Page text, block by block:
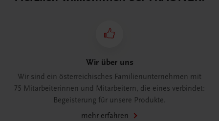
Wir über uns
Wir sind ein österreichisches Familienunternehmen mit
75 Mitarbeiterinnen und Mitarbeitern, die eines verbindet:
Begeisterung für unsere Produkte.
mehr erfahren